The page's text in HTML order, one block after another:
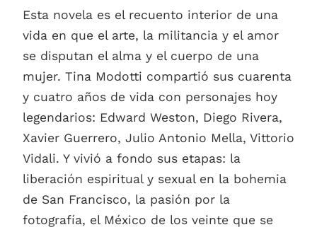
Esta novela es el recuento interior de una
vida en que el arte, la militancia y el amor
se disputan el alma y el cuerpo de una
mujer. Tina Modotti compartió sus cuarenta
y cuatro años de vida con personajes hoy
legendarios: Edward Weston, Diego Rivera,
Xavier Guerrero, Julio Antonio Mella, Vittorio
Vidali. Y vivió a fondo sus etapas: la
liberación espiritual y sexual en la bohemia
de San Francisco, la pasión por la
fotografía, el México de los veinte que se